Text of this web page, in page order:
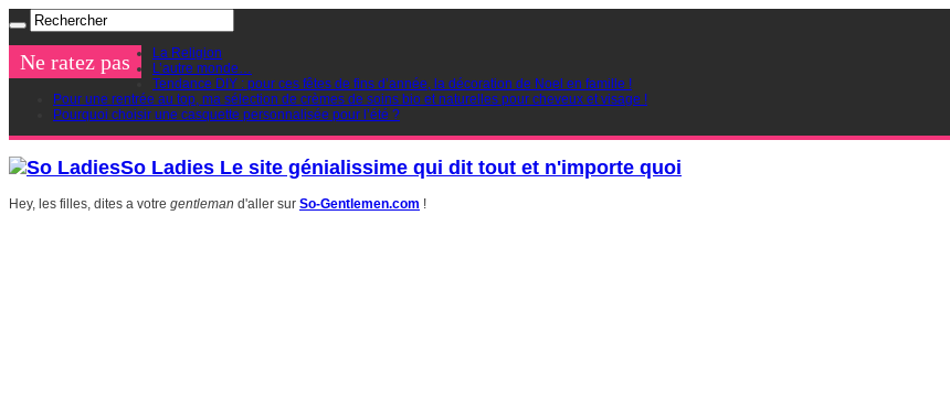
Ne ratez pas
La Religion
L’autre monde…
Tendance DIY : pour ces fêtes de fins d’année, la décoration de Noel en famille !
Pour une rentrée au top, ma sélection de crèmes de soins bio et naturelles pour cheveux et visage !
Pourquoi choisir une casquette personnalisée pour l’été ?
So Ladies Le site génialissime qui dit tout et n'importe quoi
Hey, les filles, dites a votre gentleman d'aller sur So-Gentlemen.com !